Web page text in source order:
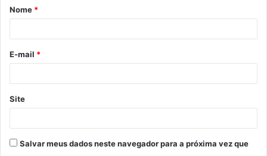
r
*
Nome *
E-mail *
Site
Salvar meus dados neste navegador para a próxima vez que